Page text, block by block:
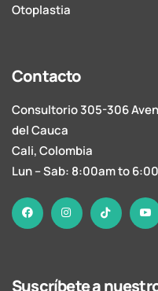
Otoplastia
Contacto
Consultorio 305-306
del Cauca
Cali, Colombia
Lun – Sab: 8:00am to
Suscríbete a